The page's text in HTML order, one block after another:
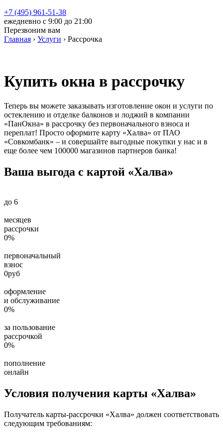
+7 (495) 961-51-38
ежедневно c 9:00 до 21:00
Перезвоним вам
Главная › Услуги › Рассрочка
Купить окна в рассрочку
Теперь вы можете заказывать изготовление окон и услуги по
остеклению и отделке балконов и лоджий в компании
«ПанОкна» в рассрочку без первоначального взноса и
переплат! Просто оформите карту «Халва» от ПАО
«Совкомбанк» – и совершайте выгодные покупки у нас и в
еще более чем 100000 магазинов партнеров банка!
Ваша выгода с картой «Халва»
до 6
месяцев
рассрочки
0%
первоначальный
взнос
0руб
оформление
и обслуживание
0%
за пользование
рассрочкой
0%
пополнение
онлайн
Условия получения карты «Халва»
Получатель карты-рассрочки «Халва» должен соответствовать
следующим требованиям: